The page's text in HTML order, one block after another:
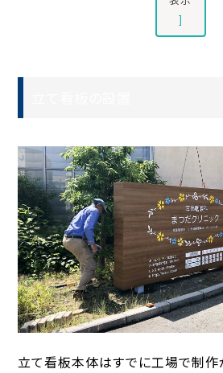
]
立て看板本体はすでに工場で制